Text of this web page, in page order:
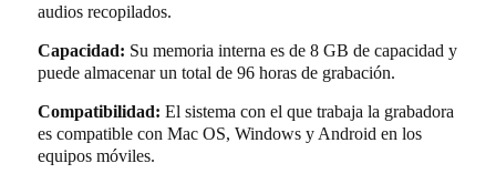
audios recopilados.
Capacidad: Su memoria interna es de 8 GB de capacidad y
puede almacenar un total de 96 horas de grabación.
Compatibilidad: El sistema con el que trabaja la grabadora
es compatible con Mac OS, Windows y Android en los
equipos móviles.